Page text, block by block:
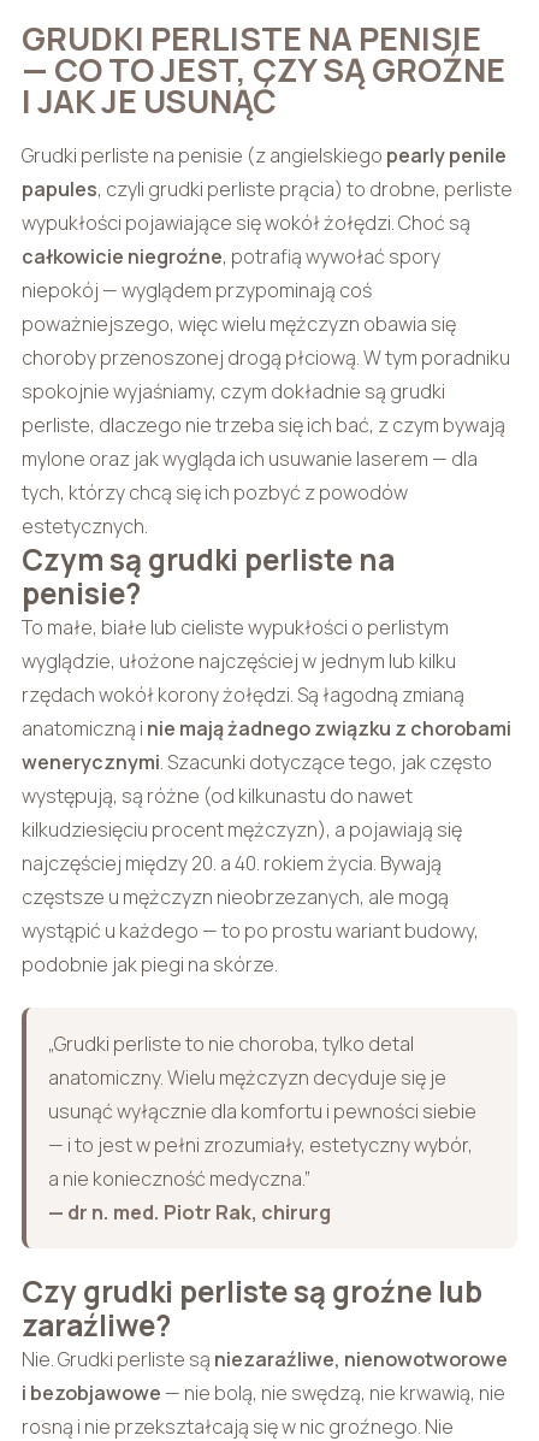
GRUDKI PERLISTE NA PENISIE
— CO TO JEST, CZY SĄ GROŹNE
I JAK JE USUNĄĆ
Grudki perliste na penisie (z angielskiego pearly penile
papules, czyli grudki perliste prącia) to drobne, perliste
wypukłości pojawiające się wokół żołędzi. Choć są
całkowicie niegroźne, potrafią wywołać spory
niepokój — wyglądem przypominają coś
poważniejszego, więc wielu mężczyzn obawia się
choroby przenoszonej drogą płciową. W tym poradniku
spokojnie wyjaśniamy, czym dokładnie są grudki
perliste, dlaczego nie trzeba się ich bać, z czym bywają
mylone oraz jak wygląda ich usuwanie laserem — dla
tych, którzy chcą się ich pozbyć z powodów
estetycznych.
Czym są grudki perliste na
penisie?
To małe, białe lub cieliste wypukłości o perlistym
wyglądzie, ułożone najczęściej w jednym lub kilku
rzędach wokół korony żołędzi. Są łagodną zmianą
anatomiczną i nie mają żadnego związku z chorobami
wenerycznymi. Szacunki dotyczące tego, jak często
występują, są różne (od kilkunastu do nawet
kilkudziesięciu procent mężczyzn), a pojawiają się
najczęściej między 20. a 40. rokiem życia. Bywają
częstsze u mężczyzn nieobrzezanych, ale mogą
wystąpić u każdego — to po prostu wariant budowy,
podobnie jak piegi na skórze.
„Grudki perliste to nie choroba, tylko detal
anatomiczny. Wielu mężczyzn decyduje się je
usunąć wyłącznie dla komfortu i pewności siebie
— i to jest w pełni zrozumiały, estetyczny wybór,
a nie konieczność medyczna.”
— dr n. med. Piotr Rak, chirurg
Czy grudki perliste są groźne lub
zaraźliwe?
Nie. Grudki perliste są niezaraźliwe, nienowotworowe
i bezobjawowe — nie bolą, nie swędzą, nie krwawią, nie
rosną i nie przekształcają się w nic groźnego. Nie